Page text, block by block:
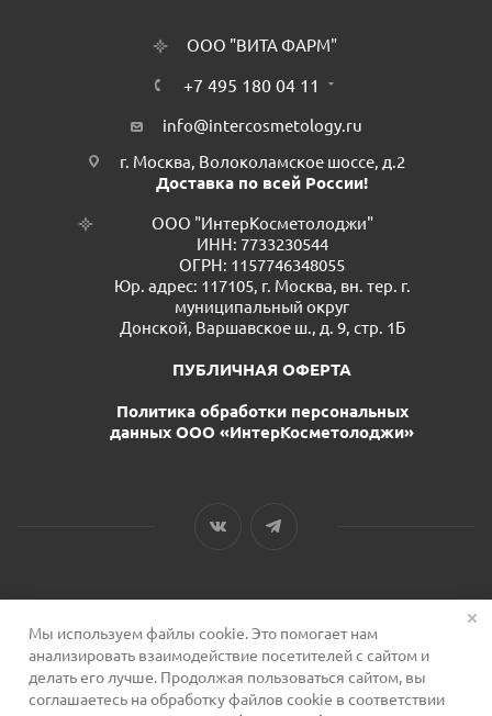
ООО "ВИТА ФАРМ"
+7 495 180 04 11
info@intercosmetology.ru
г. Москва, Волоколамское шоссе, д.2
Доставка по всей России!
ООО "ИнтерКосметолоджи"
ИНН: 7733230544
ОГРН: 1157746348055
Юр. адрес: 117105, г. Москва, вн. тер. г.
муниципальный округ
Донской, Варшавское ш., д. 9, стр. 1Б
ПУБЛИЧНАЯ ОФЕРТА
Политика обработки персональных
данных ООО «ИнтерКосметолоджи»
2026 © Сервис для косметологов
Мы используем файлы cookie. Это помогает нам
анализировать взаимодействие посетителей с сайтом и
делать его лучше. Продолжая пользоваться сайтом, вы
соглашаетесь на обработку файлов cookie в соответствии